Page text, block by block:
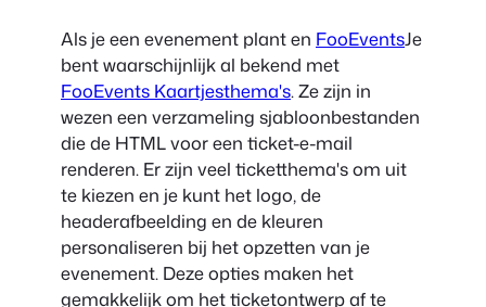
Als je een evenement plant en FooEventsJe
bent waarschijnlijk al bekend met
FooEvents Kaartjesthema's. Ze zijn in
wezen een verzameling sjabloonbestanden
die de HTML voor een ticket-e-mail
renderen. Er zijn veel ticketthema's om uit
te kiezen en je kunt het logo, de
headerafbeelding en de kleuren
personaliseren bij het opzetten van je
evenement. Deze opties maken het
gemakkelijk om het ticketontwerp af te